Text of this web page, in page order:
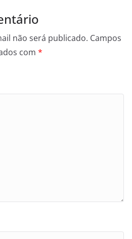
não será publicado. Campos
com *